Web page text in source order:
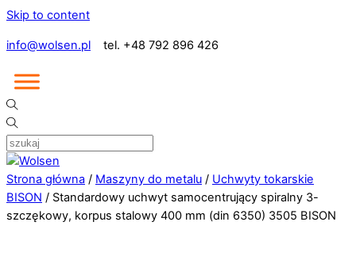
Skip to content
info@wolsen.pl tel. +48 792 896 426
Strona główna / Maszyny do metalu / Uchwyty tokarskie
BISON / Standardowy uchwyt samocentrujący spiralny 3-
szczękowy, korpus stalowy 400 mm (din 6350) 3505 BISON